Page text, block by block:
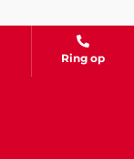
Ring op